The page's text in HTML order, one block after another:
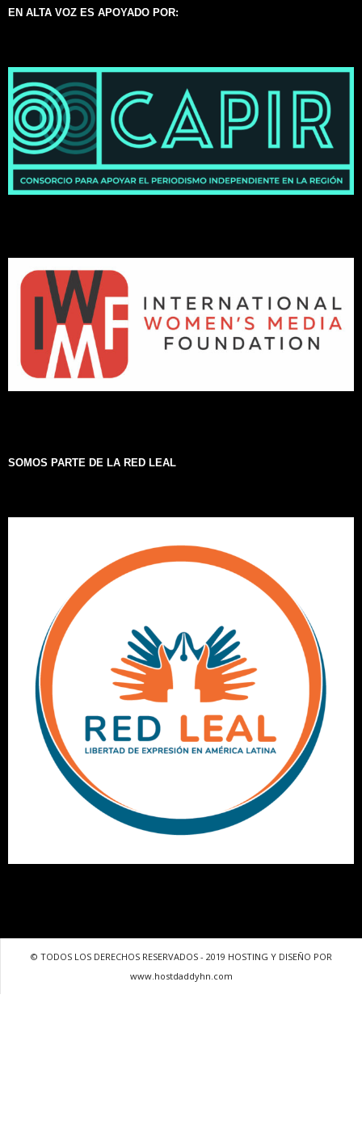
EN ALTA VOZ ES APOYADO POR:
SOMOS PARTE DE LA RED LEAL
© TODOS LOS DERECHOS RESERVADOS - 2019 HOSTING Y DISEÑO POR
www.hostdaddyhn.com